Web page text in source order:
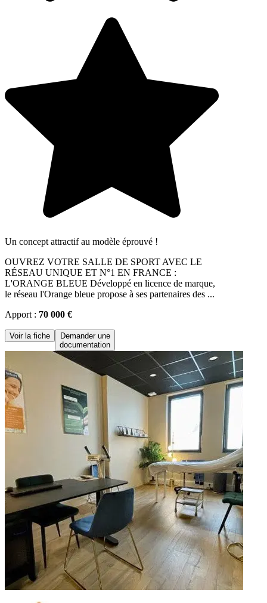
Un concept attractif au modèle éprouvé !
OUVREZ VOTRE SALLE DE SPORT AVEC LE
RÉSEAU UNIQUE ET N°1 EN FRANCE :
L'ORANGE BLEUE Développé en licence de marque,
le réseau l'Orange bleue propose à ses partenaires des ...
Apport : 70 000 €
Voir la fiche
Demander une
documentation